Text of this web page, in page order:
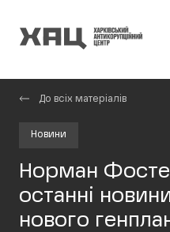
До всіх матеріалів
Новини
Норман
останні
нового